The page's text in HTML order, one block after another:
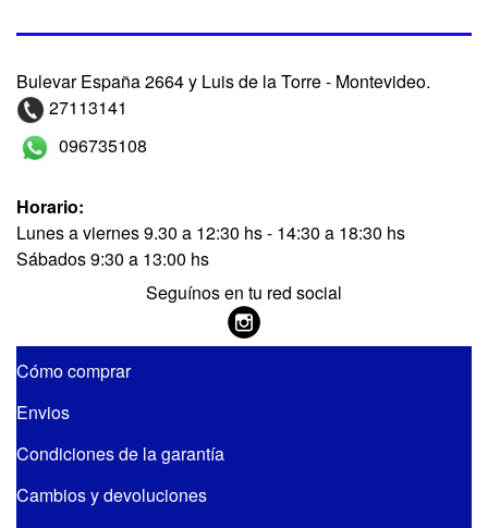
Bulevar España 2664 y Luis de la Torre - Montevideo.
27113141
096735108
Horario:
Lunes a viernes 9.30 a 12:30 hs - 14:30 a 18:30 hs
Sábados 9:30 a 13:00 hs
Seguínos en tu red social
Cómo comprar
Envios
Condiciones de la garantía
Cambios y devoluciones